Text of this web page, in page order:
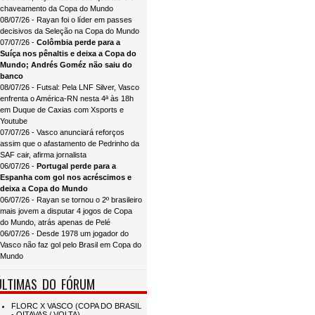
chaveamento da Copa do Mundo
08/07/26 - Rayan foi o líder em passes
decisivos da Seleção na Copa do Mundo
07/07/26 - Colômbia perde para a
Suíça nos pênaltis e deixa a Copa do
Mundo; Andrés Goméz não saiu do
banco
08/07/26 - Futsal: Pela LNF Silver, Vasco
enfrenta o América-RN nesta 4ª às 18h
em Duque de Caxias com Xsports e
Youtube
07/07/26 - Vasco anunciará reforços
assim que o afastamento de Pedrinho da
SAF cair, afirma jornalista
06/07/26 - Portugal perde para a
Espanha com gol nos acréscimos e
deixa a Copa do Mundo
06/07/26 - Rayan se tornou o 2º brasileiro
mais jovem a disputar 4 jogos de Copa
do Mundo, atrás apenas de Pelé
06/07/26 - Desde 1978 um jogador do
Vasco não faz gol pelo Brasil em Copa do
Mundo
DO FÓRUM